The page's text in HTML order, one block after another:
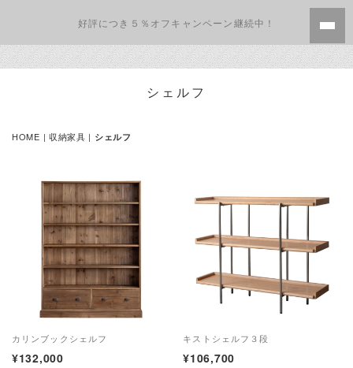
好評につき５％オフキャンペーン継続中！
シェルフ
HOME | 収納家具 | シェルフ
カリンブックシェルフ
¥132,000
キストシェルフ３段
¥106,700